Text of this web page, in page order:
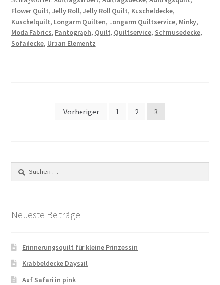
Flower Quilt, Jelly Roll, Jelly Roll Quilt, Kuscheldecke,
Kuschelquilt, Longarm Quilten, Longarm Quiltservice, Minky,
Moda Fabrics, Pantograph, Quilt, Quiltservice, Schmusedecke,
Sofadecke, Urban Elementz
Seitennummerierung
Vorheriger 1 2 3
Suchen
nach:
Neueste Beiträge
Erinnerungsquilt für kleine Prinzessin
Krabbeldecke Daysail
Auf Safari in pink